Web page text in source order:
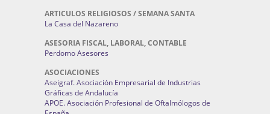
ARTICULOS RELIGIOSOS / SEMANA SANTA
La Casa del Nazareno
ASESORIA FISCAL, LABORAL, CONTABLE
Perdomo Asesores
ASOCIACIONES
Aseigraf. Asociación Empresarial de Industrias
Gráficas de Andalucía
APOE. Asociación Profesional de Oftalmólogos de